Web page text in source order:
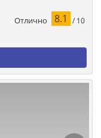
Отлично 8.1 / 10